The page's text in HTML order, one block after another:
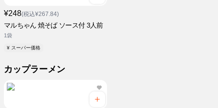
¥248(税込¥267.84)
マルちゃん 焼そば ソース付 3人前
1袋
¥ スーパー価格
カップラーメン